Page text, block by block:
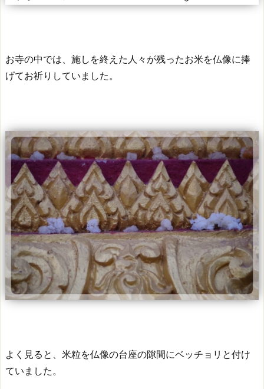
お寺の中では、施しを終えた人々が残ったお米を仏像に捧
げてお祈りしていました。
よく見ると、米粒を仏像の台座の隙間にベッチョリと付け
ていました。